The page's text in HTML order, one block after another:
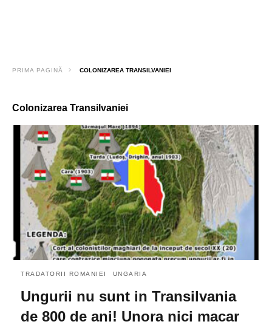
PRIMA PAGINĂ COLONIZAREA TRANSILVANIEI
Colonizarea Transilvaniei
TRADATORII ROMANIEI UNGARIA
Ungurii nu sunt in Transilvania
de 800 de ani! Unora nici macar